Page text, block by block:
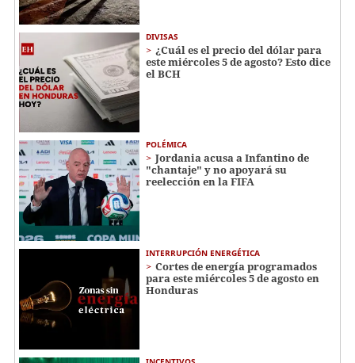
DIVISAS
¿Cuál es el precio del dólar para
este miércoles 5 de agosto? Esto dice
el BCH
POLÉMICA
Jordania acusa a Infantino de
"chantaje" y no apoyará su
reelección en la FIFA
INTERRUPCIÓN ENERGÉTICA
Cortes de energía programados
para este miércoles 5 de agosto en
Honduras